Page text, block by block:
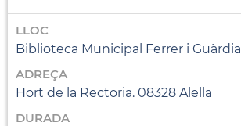
LLOC
Biblioteca Municipal Ferrer i Guàrdia
ADREÇA
Hort de la Rectoria. 08328 Alella
DURADA